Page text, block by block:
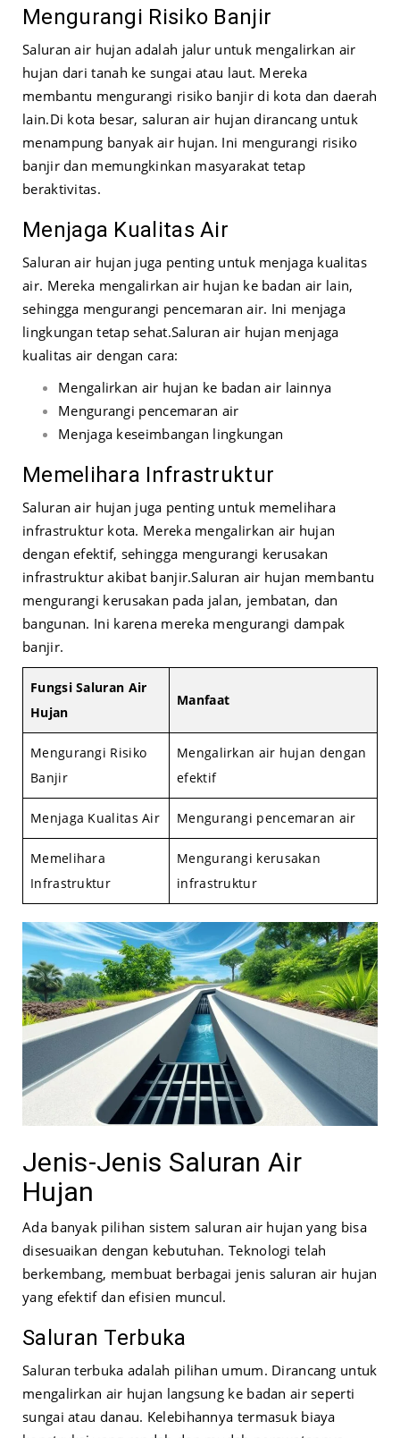
Mengurangi Risiko Banjir
Saluran air hujan adalah jalur untuk mengalirkan air
hujan dari tanah ke sungai atau laut. Mereka
membantu mengurangi risiko banjir di kota dan daerah
lain.Di kota besar, saluran air hujan dirancang untuk
menampung banyak air hujan. Ini mengurangi risiko
banjir dan memungkinkan masyarakat tetap
beraktivitas.
Menjaga Kualitas Air
Saluran air hujan juga penting untuk menjaga kualitas
air. Mereka mengalirkan air hujan ke badan air lain,
sehingga mengurangi pencemaran air. Ini menjaga
lingkungan tetap sehat.Saluran air hujan menjaga
kualitas air dengan cara:
Mengalirkan air hujan ke badan air lainnya
Mengurangi pencemaran air
Menjaga keseimbangan lingkungan
Memelihara Infrastruktur
Saluran air hujan juga penting untuk memelihara
infrastruktur kota. Mereka mengalirkan air hujan
dengan efektif, sehingga mengurangi kerusakan
infrastruktur akibat banjir.Saluran air hujan membantu
mengurangi kerusakan pada jalan, jembatan, dan
bangunan. Ini karena mereka mengurangi dampak
banjir.
Fungsi Saluran Air
Hujan
Manfaat
Mengurangi Risiko
Banjir
Mengalirkan air hujan dengan
efektif
Menjaga Kualitas Air Mengurangi pencemaran air
Memelihara
Infrastruktur
Mengurangi kerusakan
infrastruktur
Jenis-Jenis Saluran Air
Hujan
Ada banyak pilihan sistem saluran air hujan yang bisa
disesuaikan dengan kebutuhan. Teknologi telah
berkembang, membuat berbagai jenis saluran air hujan
yang efektif dan efisien muncul.
Saluran Terbuka
Saluran terbuka adalah pilihan umum. Dirancang untuk
mengalirkan air hujan langsung ke badan air seperti
sungai atau danau. Kelebihannya termasuk biaya